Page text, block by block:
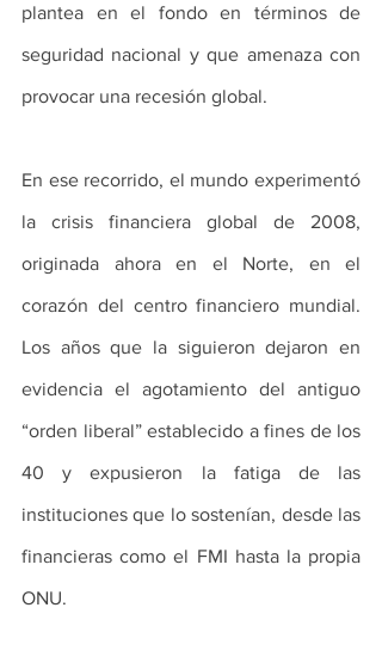
plantea en el fondo en términos de
seguridad nacional y que amenaza con
provocar una recesión global.
En ese recorrido, el mundo experimentó
la crisis financiera global de 2008,
originada ahora en el Norte, en el
corazón del centro financiero mundial.
Los años que la siguieron dejaron en
evidencia el agotamiento del antiguo
“orden liberal” establecido a fines de los
40 y expusieron la fatiga de las
instituciones que lo sostenían, desde las
financieras como el FMI hasta la propia
ONU.